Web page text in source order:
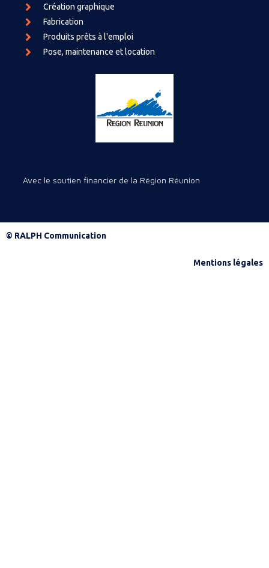
Création graphique
Fabrication
Produits prêts à l'emploi
Pose, maintenance et location
Avec le soutien financier de la Région Réunion
© RALPH Communication
Mentions légales